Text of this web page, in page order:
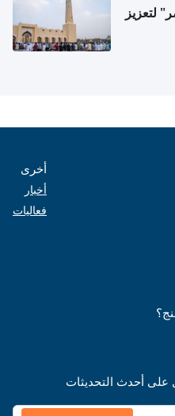
لتعزيز
أخرى
أخبار
فعاليات
على أحدث التحديثات